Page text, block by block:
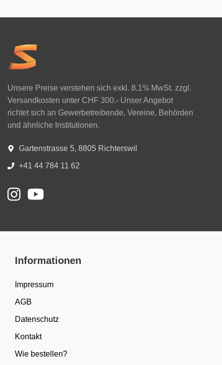
Unsere Preise verstehen sich exkl. 8.1% MwSt. zzgl.
Versandkosten unter CHF 300.- Unser Angebot
richtet sich an Gewerbetreibende, Vereine, Behörden
und ähnliche Institutionen.
Gartenstrasse 5, 8805 Richterswil
+41 44 784 11 62
Informationen
Impressum
AGB
Datenschutz
Kontakt
Wie bestellen?